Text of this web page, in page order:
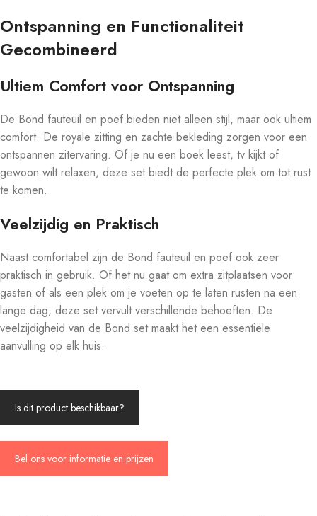
Ontspanning en Functionaliteit
Gecombineerd
Ultiem Comfort voor Ontspanning
De Bond fauteuil en poef bieden niet alleen stijl, maar ook ultiem
comfort. De royale zitting en zachte bekleding zorgen voor een
ontspannen zitervaring. Of je nu een boek leest, tv kijkt of
gewoon wilt relaxen, deze set biedt de perfecte plek om tot rust
te komen.
Veelzijdig en Praktisch
Naast comfortabel zijn de Bond fauteuil en poef ook zeer
praktisch in gebruik. Of het nu gaat om extra zitplaatsen voor
gasten of als een plek om je voeten op te laten rusten na een
lange dag, deze set vervult verschillende behoeften. De
veelzijdigheid van de Bond set maakt het een essentiële
aanvulling op elk huis.
Is dit product beschikbaar?
Bel ons voor informatie en prijzen